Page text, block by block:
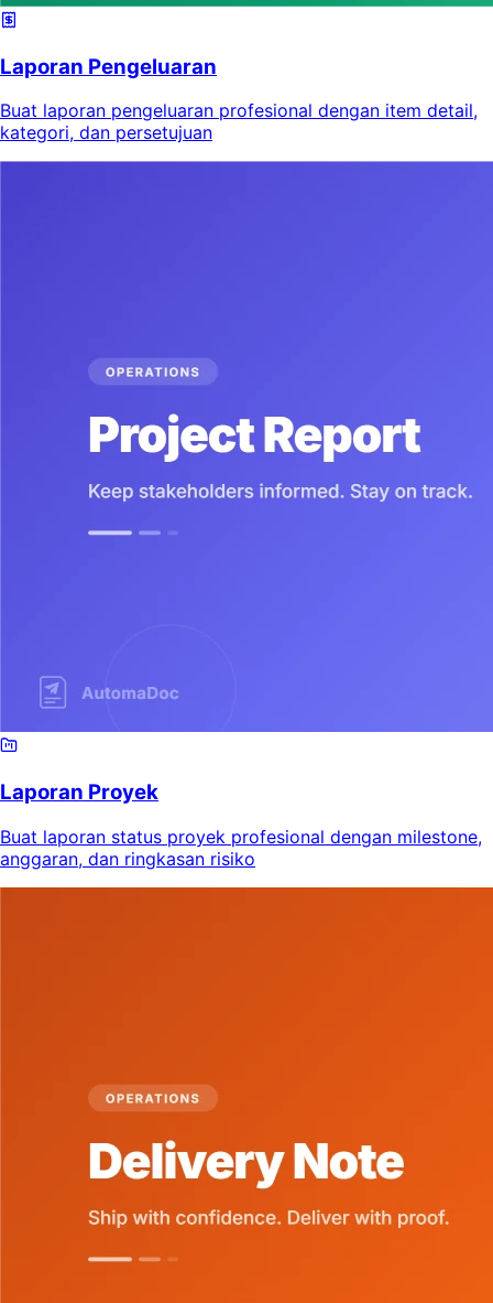
Laporan Pengeluaran
Buat laporan pengeluaran profesional dengan item detail,
kategori, dan persetujuan
Laporan Proyek
Buat laporan status proyek profesional dengan milestone,
anggaran, dan ringkasan risiko